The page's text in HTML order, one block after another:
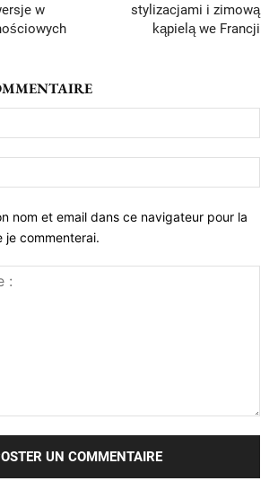
w
stylizacjami i zimową
kąpielą we Francji
:*
:*
nom et email dans ce navigateur pour la
je commenterai.